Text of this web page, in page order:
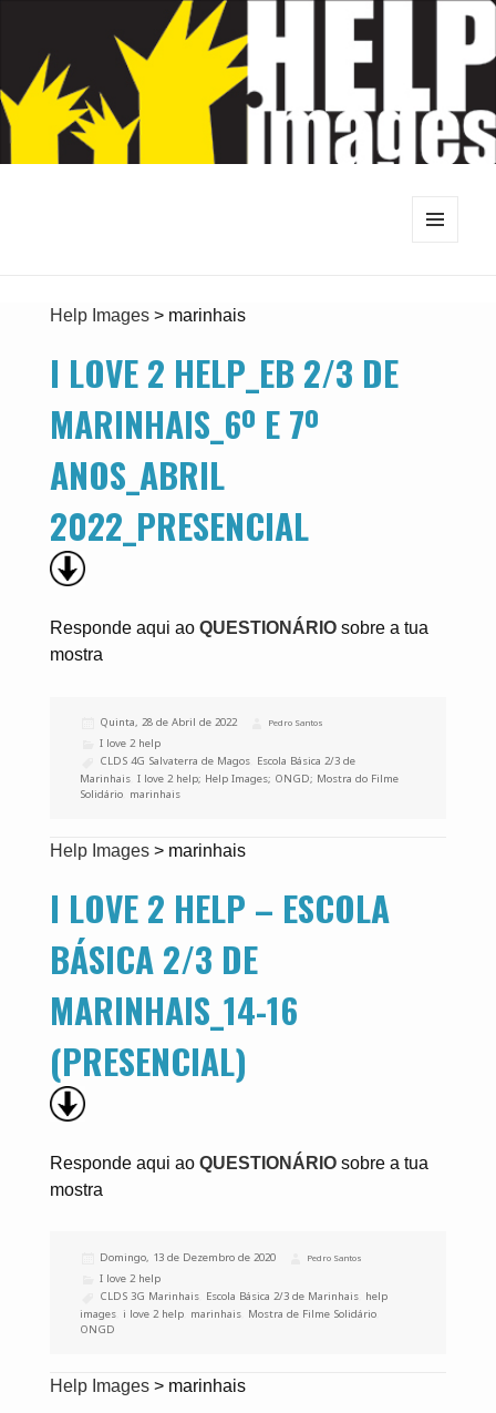
Help Images> marinhais
I LOVE 2 HELP_EB 2/3 DE
MARINHAIS_6º E 7º
ANOS_ABRIL
2022_PRESENCIAL
Responde aqui ao QUESTIONÁRIO sobre a tua
mostra
Publicado
Quinta, 28 de Abril de 2022 Autor
Pedro Santos
Categorias
I love 2 help
Etiquetas
CLDS 4G Salvaterra de Magos Escola Básica 2/3 de
Marinhais ,I love 2 help; Help Images; ONGD; Mostra do Filme
Solidário marinhais
Help Images> marinhais
I LOVE 2 HELP – ESCOLA
BÁSICA 2/3 DE
MARINHAIS_14-16
(PRESENCIAL)
Responde aqui ao QUESTIONÁRIO sobre a tua
mostra
Publicado
Domingo, 13 de Dezembro de 2020 Autor
Pedro Santos
Categorias
I love 2 help
Etiquetas
CLDS 3G Marinhais Escola Básica 2/3 de Marinhais help
images i love 2 help marinhais Mostra de Filme Solidário
ONGD
Help Images> marinhais